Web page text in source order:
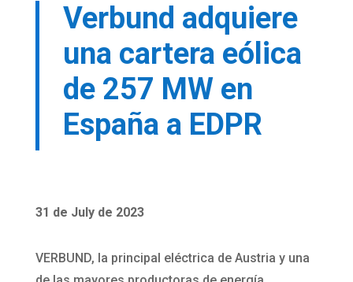
Verbund adquiere
una cartera eólica
de 257 MW en
España a EDPR
31 de July de 2023
VERBUND, la principal eléctrica de Austria y una